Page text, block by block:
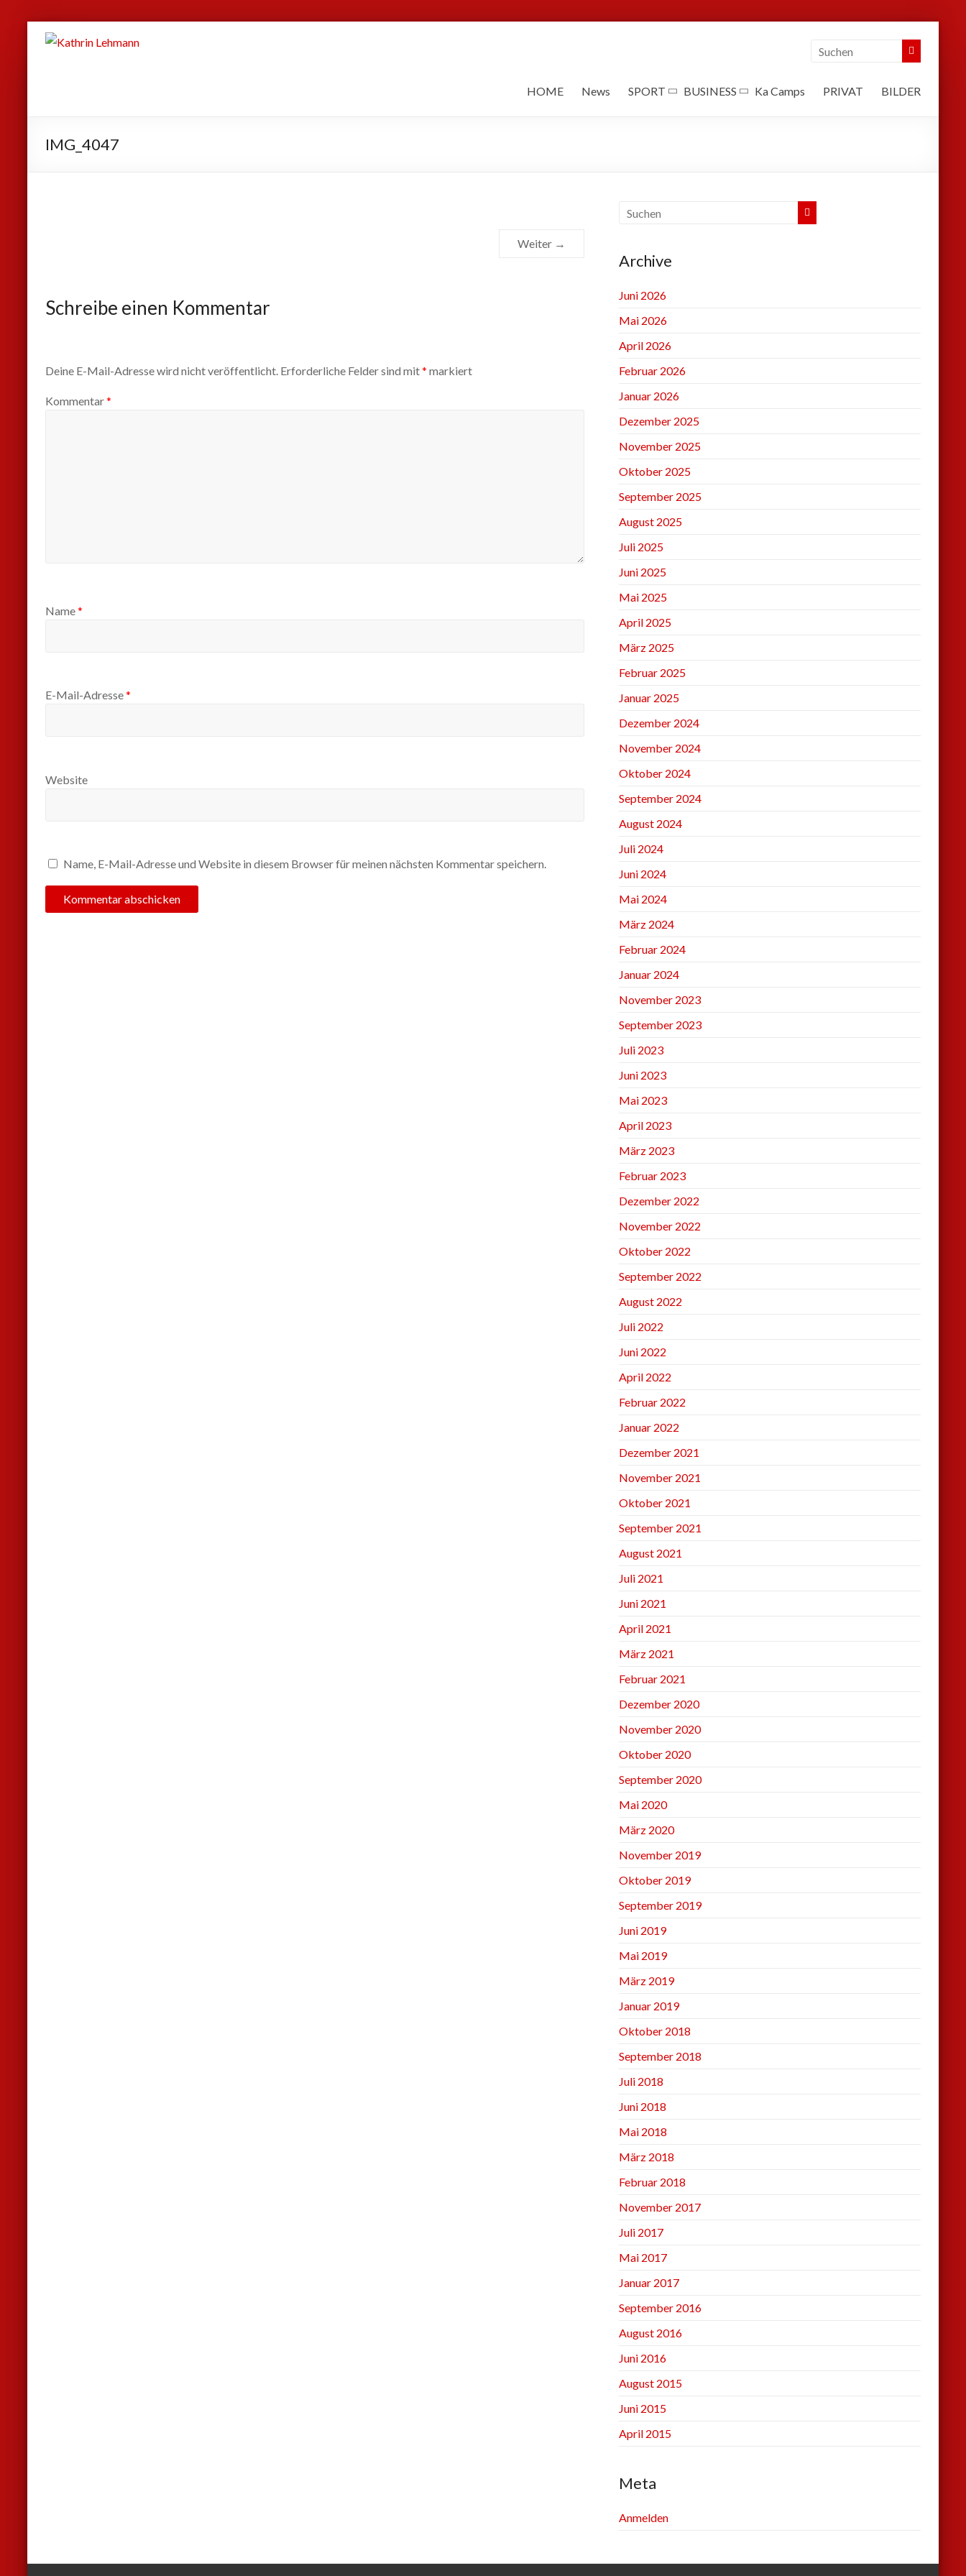
Zum
Kathrin
Business
HOME News SPORT BUSINESS Ka Camps PRIVAT BILDER
IMG_4047
Weiter →
Schreibe einen Kommentar
Deine E-Mail-Adresse wird nicht veröffentlicht. Erforderliche Felder sind mit* markiert
Kommentar*
Name*
E-Mail-Adresse*
Website
Name, E-Mail-Adresse und Website in diesem Browser für meinen nächsten Kommentar speichern.
Archive
Juni 2026
Mai 2026
April 2026
Februar 2026
Januar 2026
Dezember 2025
November 2025
Oktober 2025
September 2025
August 2025
Juli 2025
Juni 2025
Mai 2025
April 2025
März 2025
Februar 2025
Januar 2025
Dezember 2024
November 2024
Oktober 2024
September 2024
August 2024
Juli 2024
Juni 2024
Mai 2024
März 2024
Februar 2024
Januar 2024
November 2023
September 2023
Juli 2023
Juni 2023
Mai 2023
April 2023
März 2023
Februar 2023
Dezember 2022
November 2022
Oktober 2022
September 2022
August 2022
Juli 2022
Juni 2022
April 2022
Februar 2022
Januar 2022
Dezember 2021
November 2021
Oktober 2021
September 2021
August 2021
Juli 2021
Juni 2021
April 2021
März 2021
Februar 2021
Dezember 2020
November 2020
Oktober 2020
September 2020
Mai 2020
März 2020
November 2019
Oktober 2019
September 2019
Juni 2019
Mai 2019
März 2019
Januar 2019
Oktober 2018
September 2018
Juli 2018
Juni 2018
Mai 2018
März 2018
Februar 2018
November 2017
Juli 2017
Mai 2017
Januar 2017
September 2016
August 2016
Juni 2016
August 2015
Juni 2015
April 2015
Meta
Anmelden